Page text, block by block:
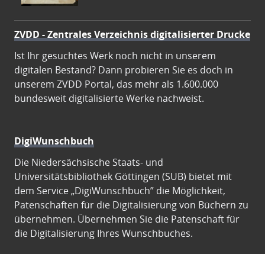
ZVDD - Zentrales Verzeichnis digitalisierter Drucke
Ist Ihr gesuchtes Werk noch nicht in unserem
digitalen Bestand? Dann probieren Sie es doch in
unserem ZVDD Portal, das mehr als 1.600.000
bundesweit digitalisierte Werke nachweist.
DigiWunschbuch
Die Niedersächsische Staats- und
Universitätsbibliothek Göttingen (SUB) bietet mit
dem Service „DigiWunschbuch” die Möglichkeit,
Patenschaften für die Digitalisierung von Büchern zu
übernehmen. Übernehmen Sie die Patenschaft für
die Digitalisierung Ihres Wunschbuches.